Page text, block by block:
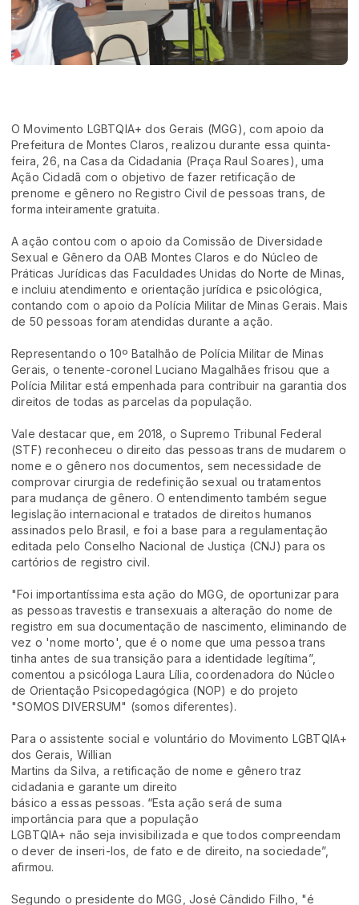
O Movimento LGBTQIA+ dos Gerais (MGG), com apoio da
Prefeitura de Montes Claros, realizou durante essa quinta-
feira, 26, na Casa da Cidadania (Praça Raul Soares), uma
Ação Cidadã com o objetivo de fazer retificação de
prenome e gênero no Registro Civil de pessoas trans, de
forma inteiramente gratuita.
A ação contou com o apoio da Comissão de Diversidade
Sexual e Gênero da OAB Montes Claros e do Núcleo de
Práticas Jurídicas das Faculdades Unidas do Norte de Minas,
e incluiu atendimento e orientação jurídica e psicológica,
contando com o apoio da Polícia Militar de Minas Gerais. Mais
de 50 pessoas foram atendidas durante a ação.
Representando o 10º Batalhão de Polícia Militar de Minas
Gerais, o tenente-coronel Luciano Magalhães frisou que a
Polícia Militar está empenhada para contribuir na garantia dos
direitos de todas as parcelas da população.
Vale destacar que, em 2018, o Supremo Tribunal Federal
(STF) reconheceu o direito das pessoas trans de mudarem o
nome e o gênero nos documentos, sem necessidade de
comprovar cirurgia de redefinição sexual ou tratamentos
para mudança de gênero. O entendimento também segue
legislação internacional e tratados de direitos humanos
assinados pelo Brasil, e foi a base para a regulamentação
editada pelo Conselho Nacional de Justiça (CNJ) para os
cartórios de registro civil.
"Foi importantíssima esta ação do MGG, de oportunizar para
as pessoas travestis e transexuais a alteração do nome de
registro em sua documentação de nascimento, eliminando de
vez o 'nome morto', que é o nome que uma pessoa trans
tinha antes de sua transição para a identidade legítima”,
comentou a psicóloga Laura Lília, coordenadora do Núcleo
de Orientação Psicopedagógica (NOP) e do projeto
"SOMOS DIVERSUM" (somos diferentes).
Para o assistente social e voluntário do Movimento LGBTQIA+
dos Gerais, Willian
Martins da Silva, a retificação de nome e gênero traz
cidadania e garante um direito
básico a essas pessoas. “Esta ação será de suma
importância para que a população
LGBTQIA+ não seja invisibilizada e que todos compreendam
o dever de inseri-los, de fato e de direito, na sociedade”,
afirmou.
Segundo o presidente do MGG, José Cândido Filho, "é